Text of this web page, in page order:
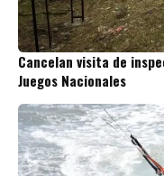
Cancelan visita de
Juegos Nacionales